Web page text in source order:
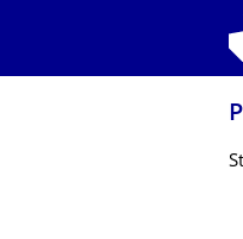
Zur Hauptnavigation